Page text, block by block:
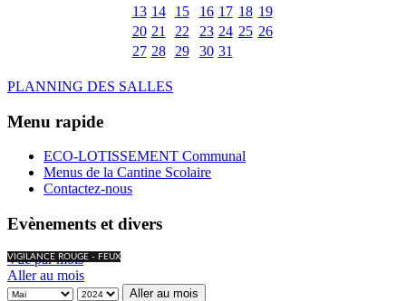
13 14 15 16 17 18 19
20 21 22 23 24 25 26
27 28 29 30 31
PLANNING DES SALLES
Menu rapide
ECO-LOTISSEMENT Communal
Menus de la Cantine Scolaire
Contactez-nous
Evènements et divers
VIGILANCE ROUGE - FEUX
Vue par mois
Aller au mois
Aller au mois